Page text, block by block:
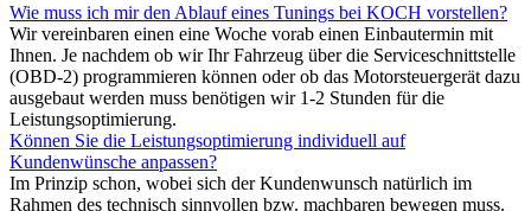
Wie muss ich mir den Ablauf eines Tunings bei KOCH vorstellen?
Wir vereinbaren einen eine Woche vorab einen Einbautermin mit
Ihnen. Je nachdem ob wir Ihr Fahrzeug über die Serviceschnittstelle
(OBD-2) programmieren können oder ob das Motorsteuergerät dazu
ausgebaut werden muss benötigen wir 1-2 Stunden für die
Leistungsoptimierung.
Können Sie die Leistungsoptimierung individuell auf
Kundenwünsche anpassen?
Im Prinzip schon, wobei sich der Kundenwunsch natürlich im
Rahmen des technisch sinnvollen bzw. machbaren bewegen muss.